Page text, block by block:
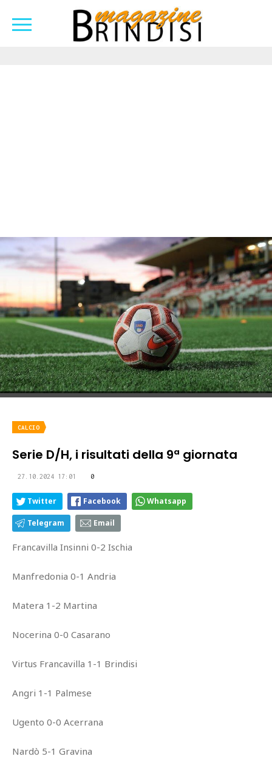
CALCIO
Serie D/H, i risultati della 9ª giornata
27.10.2024 17:01 0
Twitter Facebook Whatsapp
Telegram Email
Francavilla Insinni 0-2 Ischia
Manfredonia 0-1 Andria
Matera 1-2 Martina
Nocerina 0-0 Casarano
Virtus Francavilla 1-1 Brindisi
Angri 1-1 Palmese
Ugento 0-0 Acerrana
Nardò 5-1 Gravina